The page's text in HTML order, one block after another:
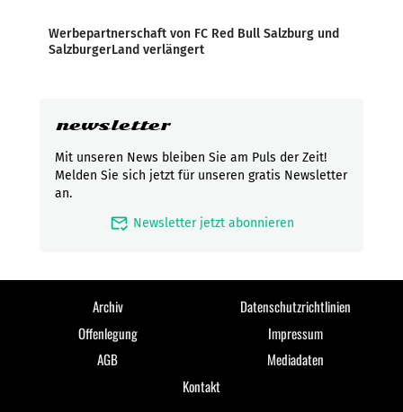
Werbepartnerschaft von FC Red Bull Salzburg und
SalzburgerLand verlängert
newsletter
Mit unseren News bleiben Sie am Puls der Zeit!
Melden Sie sich jetzt für unseren gratis Newsletter
an.
mark_email_read Newsletter jetzt abonnieren
Archiv
Datenschutzrichtlinien
Offenlegung
Impressum
AGB
Mediadaten
Kontakt